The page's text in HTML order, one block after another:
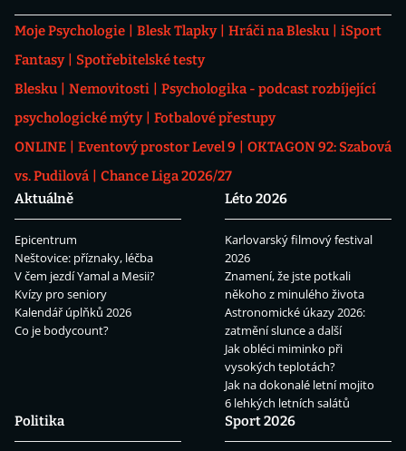
Moje Psychologie Blesk Tlapky Hráči na Blesku
iSport
Fantasy
Spotřebitelské testy
Blesku
Nemovitosti
Psychologika - podcast rozbíjející
psychologické mýty
Fotbalové přestupy
ONLINE
Eventový prostor Level 9
OKTAGON 92: Szabová
vs. Pudilová
Chance Liga 2026/27
Aktuálně
Epicentrum
Neštovice: příznaky, léčba
V čem jezdí Yamal a Mesii?
Kvízy pro seniory
Kalendář úplňků 2026
Co je bodycount?
Léto 2026
Karlovarský filmový festival
2026
Znamení, že jste potkali
někoho z minulého života
Astronomické úkazy 2026:
zatmění slunce a další
Jak obléci miminko při
vysokých teplotách?
Jak na dokonalé letní mojito
6 lehkých letních salátů
Politika
Sport 2026